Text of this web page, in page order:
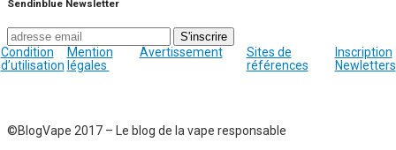
Sendinblue Newsletter
Condition
d’utilisation
Mention
légales
Avertissement
Sites de
références
Inscription
Newletters
©BlogVape 2017 – Le blog de la vape responsable